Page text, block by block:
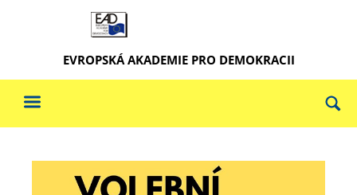
EVROPSKÁ AKADEMIE PRO DEMOKRACII